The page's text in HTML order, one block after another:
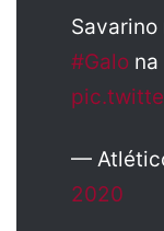
#Galo
—
2020